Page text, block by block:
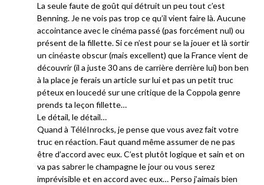
La seule faute de goût qui détruit un peu tout c’est
Benning. Je ne vois pas trop ce qu’il vient faire là. Aucune
accointance avec le cinéma passé (pas forcément nul) ou
présent de la fillette. Si ce n’est pour se la jouer et là sortir
un cinéaste obscur (mais excellent) que la France vient de
découvrir (il a juste 30 ans de carrière derrière lui) bon ben
à la place je ferais un article sur lui et pas un petit truc
péteux en loucedé sur une critique de la Coppola genre
prends ta leçon fillette…
Le détail, le détail…
Quand à TéléInrocks, je pense que vous avez fait votre
truc en réaction. Faut quand même assumer de ne pas
être d’accord avec eux. C’est plutôt logique et sain et on
va pas sabrer le champagne le jour ou vous serez
imprévisible et en accord avec eux… Perso j’aimais bien